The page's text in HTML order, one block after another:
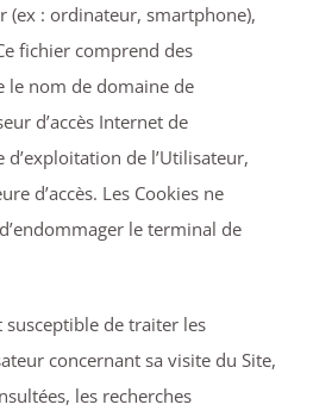
(ex : ordinateur, smartphone),
fichier comprend des
le nom de domaine de
d’accès Internet de
d’exploitation de l’Utilisateur,
d’accès. Les Cookies ne
le terminal de
de traiter les
concernant sa visite du Site,
les recherches